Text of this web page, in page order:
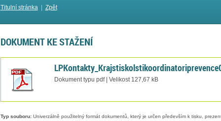
Titulní stránka| Zpět
DOKUMENT KE STAŽENÍ
Dokument typu pdf | Velikost 127,67 kB
Typ souboru:Univerzálně použitelný formát dokumentů, který je určen především k tisku,